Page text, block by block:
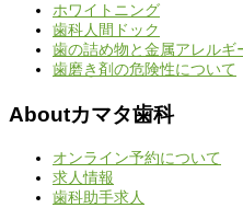
ホワイトニング
歯科人間ドック
歯の詰め物と金属アレルギ
歯磨き剤の危険性について
Aboutカマタ歯科
オンライン予約について
求人情報
歯科助手求人